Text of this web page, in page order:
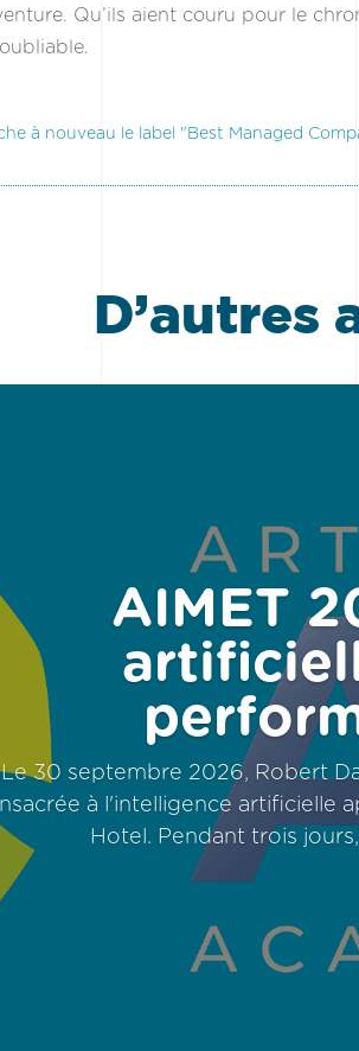
Qu’ils aient couru pour le
à nouveau le label "Best Managed
D’autres
AIMET
Le 30 septembre 2026, Robert
à l'intelligence artificielle
Hotel. Pendant trois